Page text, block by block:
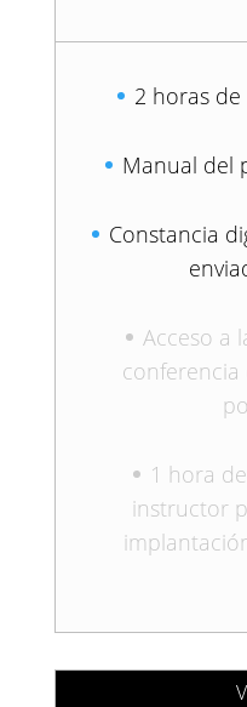
2 horas
Manual del
Constancia
Acceso a
1 hora
instructor